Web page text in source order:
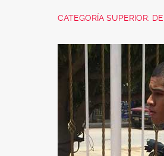
CATEGORÍA SUPERIOR: